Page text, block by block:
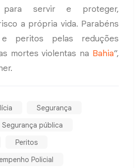
para servir e proteger,
a própria vida. Parabéns
peritos pelas reduções
mortes violentas na Bahia”,
Segurança
Segurança pública
Peritos
Policial